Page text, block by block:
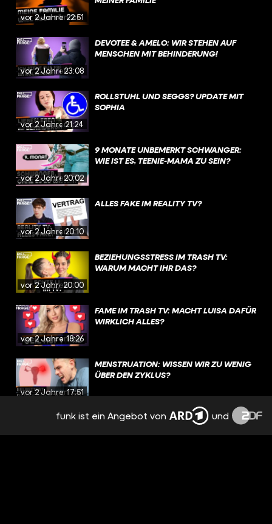
vor 2 Jahren22:51
vor 2 Jahren23:08
DEVOTEE & AMELO: WIR STEHEN AUF
MENSCHEN MIT BEHINDERUNG!
vor 2 Jahren21:24
ROLLSTUHL UND SEGGS? UPDATE MIT
SOPHIA
vor 2 Jahren20:02
9 MONATE UNBEMERKT SCHWANGER:
WIE IST ES, TEENIE-MAMA ZU SEIN?
vor 2 Jahren20:10
ALLES FAKE IM REALITY TV?
vor 2 Jahren20:00
BEZIEHUNGSSTRESS IM TRASH TV:
WARUM MACHT IHR DAS?
vor 2 Jahren18:26
FAME IM TRASH TV: MACHT LUISA DAFÜR
WIRKLICH ALLES?
vor 2 Jahren17:51
MENSTRUATION: WISSEN WIR ZU WENIG
ÜBER DEN ZYKLUS?
EMOTIONEN, TRENNUNG,
NERVENZUSAMMENBRUCH: PMS
funk ist ein Angebot von und